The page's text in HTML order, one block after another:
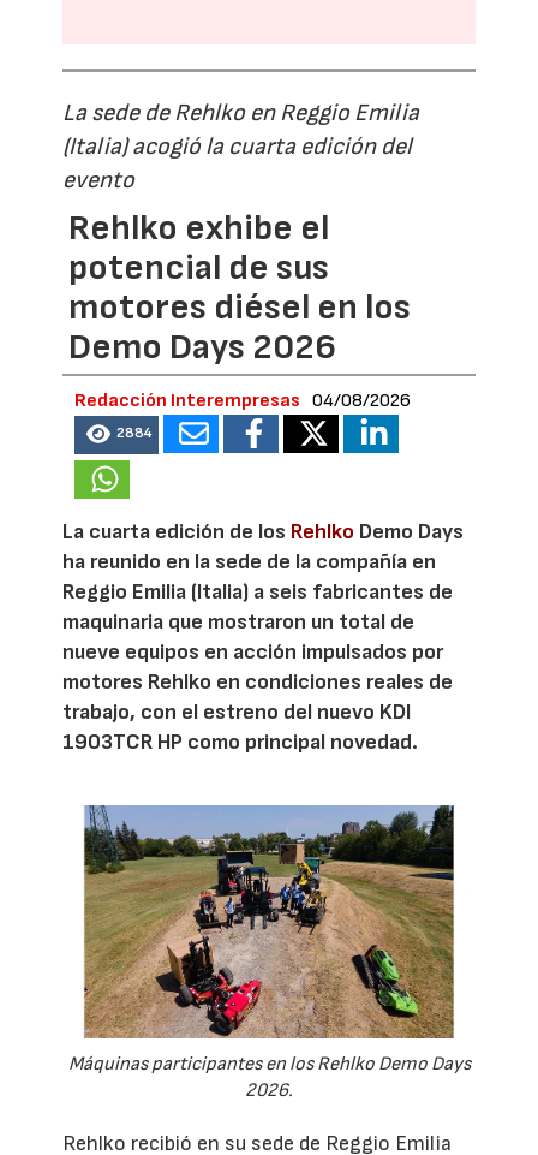
La sede de Rehlko en Reggio Emilia
(Italia) acogió la cuarta edición del
evento
Rehlko exhibe el
potencial de sus
motores diésel en los
Demo Days 2026
Redacción Interempresas 04/08/2026
2884
La cuarta edición de los Rehlko Demo Days
ha reunido en la sede de la compañía en
Reggio Emilia (Italia) a seis fabricantes de
maquinaria que mostraron un total de
nueve equipos en acción impulsados por
motores Rehlko en condiciones reales de
trabajo, con el estreno del nuevo KDI
1903TCR HP como principal novedad.
Máquinas participantes en los Rehlko Demo Days
2026.
Rehlko recibió en su sede de Reggio Emilia